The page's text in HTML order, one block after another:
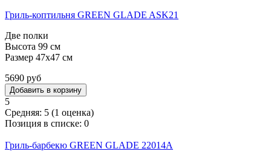
Гриль-коптильня GREEN GLADE ASK21
Две полки
Высота 99 см
Размер 47х47 см
5690 руб
5
Средняя: 5 (1 оценка)
Позиция в списке: 0
Гриль-барбекю GREEN GLADE 22014А